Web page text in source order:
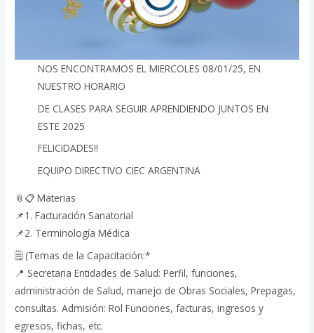
NOS ENCONTRAMOS EL MIERCOLES 08/01/25, EN
NUESTRO HORARIO
DE CLASES PARA SEGUIR APRENDIENDO JUNTOS EN
ESTE 2025
FELICIDADES!!
EQUIPO DIRECTIVO CIEC ARGENTINA
📎📋 Materias
📌1. Facturación Sanatorial
📌2. Terminología Médica
🗒️ (Temas de la Capacitación:*
📍 Secretaria Entidades de Salud: Perfil, funciones,
administración de Salud, manejo de Obras Sociales, Prepagas,
consultas. Admisión: Rol Funciones, facturas, ingresos y
egresos, fichas, etc.